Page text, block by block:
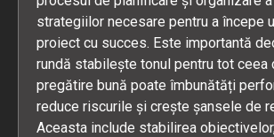
strategiilor necesare pentru a începe
proiect cu succes. Este importantă
rundă stabilește tonul pentru tot ceea
pregătire bună poate îmbunătăți
reduce riscurile și crește șansele de
Aceasta include stabilirea